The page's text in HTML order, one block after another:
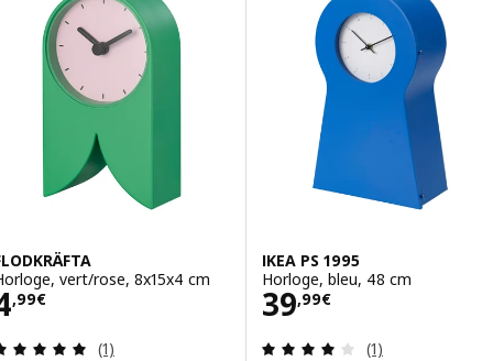
vert/rose, 8x15x4 cm
,99€4,99€
Révision: 5 hors de 5 étoiles. Nombre total de
(1)
IKEA PS 1995
Horloge, bleu, 48 cm
39,99€
Prix 39,99€
Révision: 4
(1)